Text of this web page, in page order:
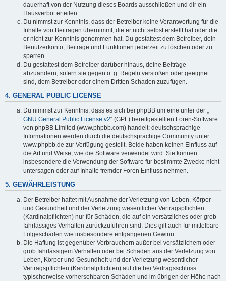
dauerhaft von der Nutzung dieses Boards ausschließen und dir ein
Hausverbot erteilen.
Du nimmst zur Kenntnis, dass der Betreiber keine Verantwortung für die
Inhalte von Beiträgen übernimmt, die er nicht selbst erstellt hat oder die
er nicht zur Kenntnis genommen hat. Du gestattest dem Betreiber, dein
Benutzerkonto, Beiträge und Funktionen jederzeit zu löschen oder zu
sperren.
Du gestattest dem Betreiber darüber hinaus, deine Beiträge
abzuändern, sofern sie gegen o. g. Regeln verstoßen oder geeignet
sind, dem Betreiber oder einem Dritten Schaden zuzufügen.
4. GENERAL PUBLIC LICENSE
Du nimmst zur Kenntnis, dass es sich bei phpBB um eine unter der „
GNU General Public License v2“ (GPL) bereitgestellten Foren-Software
von phpBB Limited (www.phpbb.com) handelt; deutschsprachige
Informationen werden durch die deutschsprachige Community unter
www.phpbb.de zur Verfügung gestellt. Beide haben keinen Einfluss auf
die Art und Weise, wie die Software verwendet wird. Sie können
insbesondere die Verwendung der Software für bestimmte Zwecke nicht
untersagen oder auf Inhalte fremder Foren Einfluss nehmen.
5. GEWÄHRLEISTUNG
Der Betreiber haftet mit Ausnahme der Verletzung von Leben, Körper
und Gesundheit und der Verletzung wesentlicher Vertragspflichten
(Kardinalpflichten) nur für Schäden, die auf ein vorsätzliches oder grob
fahrlässiges Verhalten zurückzuführen sind. Dies gilt auch für mittelbare
Folgeschäden wie insbesondere entgangenen Gewinn.
Die Haftung ist gegenüber Verbrauchern außer bei vorsätzlichem oder
grob fahrlässigem Verhalten oder bei Schäden aus der Verletzung von
Leben, Körper und Gesundheit und der Verletzung wesentlicher
Vertragspflichten (Kardinalpflichten) auf die bei Vertragsschluss
typischerweise vorhersehbaren Schäden und im übrigen der Höhe nach